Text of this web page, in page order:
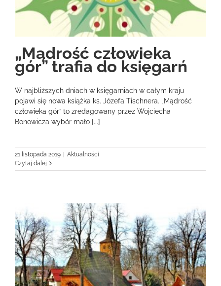
„Mądrość człowieka
gór” trafia do księgarń
W najbliższych dniach w księgarniach w całym kraju
pojawi się nowa książka ks. Józefa Tischnera. „Mądrość
człowieka gór” to zredagowany przez Wojciecha
Bonowicza wybór mało [...]
21 listopada 2019
Aktualności
Czytaj dalej